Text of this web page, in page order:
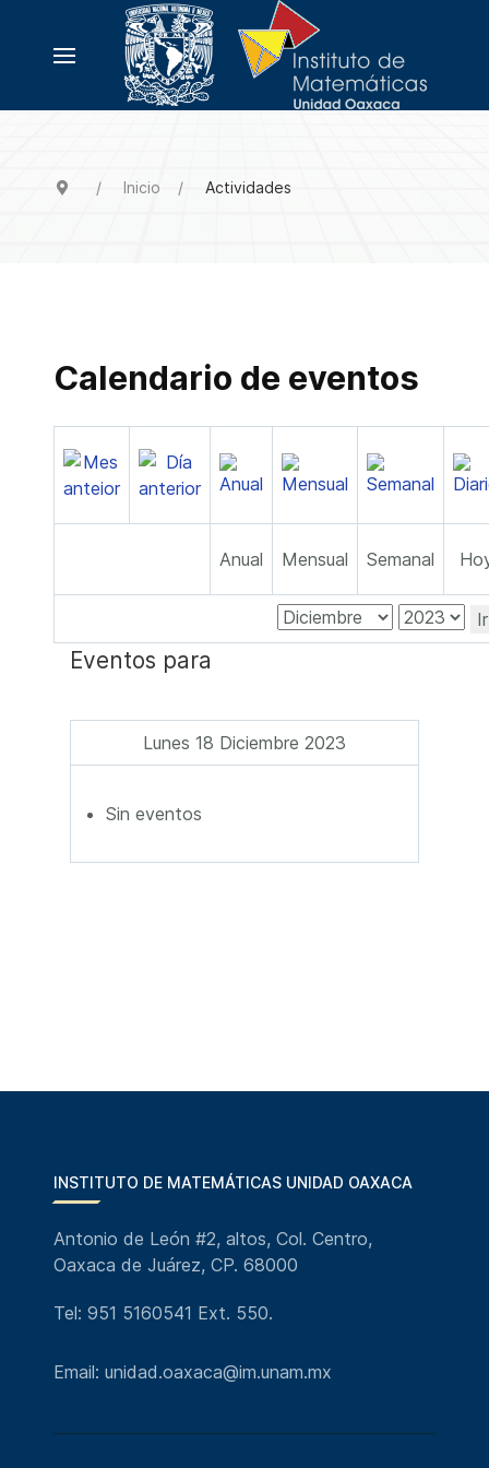
Inicio Actividades
Calendario de eventos
Anual Mensual Semanal
Eventos para
Lunes 18 Diciembre 2023
Sin eventos
INSTITUTO DE MATEMÁTICAS UNIDAD OAXACA
Antonio de León #2, altos, Col. Centro,
Oaxaca de Juárez, CP. 68000
Tel: 951 5160541 Ext. 550.
Email: unidad.oaxaca@im.unam.mx